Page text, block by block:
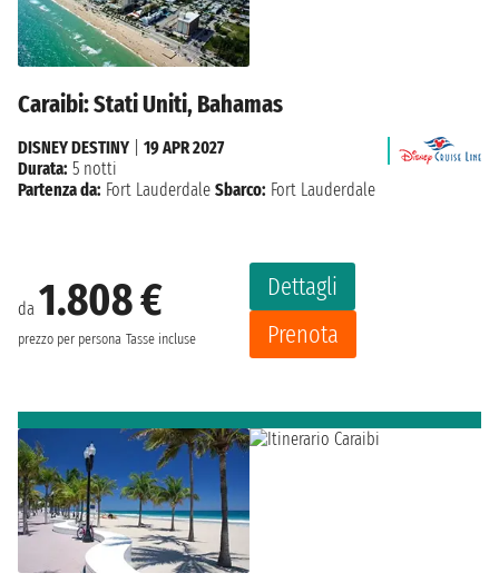
Caraibi: Stati Uniti, Bahamas
da 1.808 €
prezzo per persona Tasse incluse
Dettagli
Prenota
DISNEY DESTINY
19 APR 2027
Durata: 5 notti
Partenza da: Fort Lauderdale Sbarco: Fort Lauderdale